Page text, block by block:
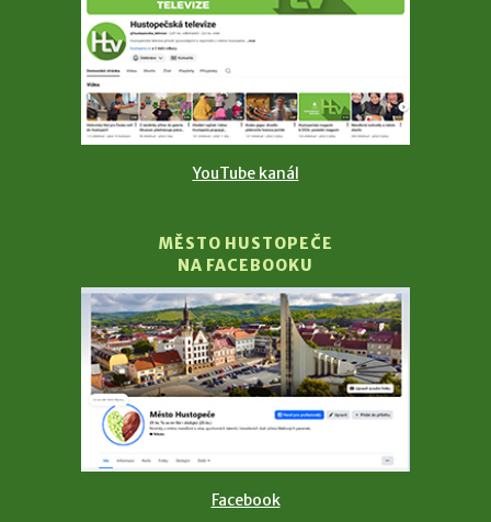
YouTube kanál
MĚSTO HUSTOPEČE
NA FACEBOOKU
Facebook